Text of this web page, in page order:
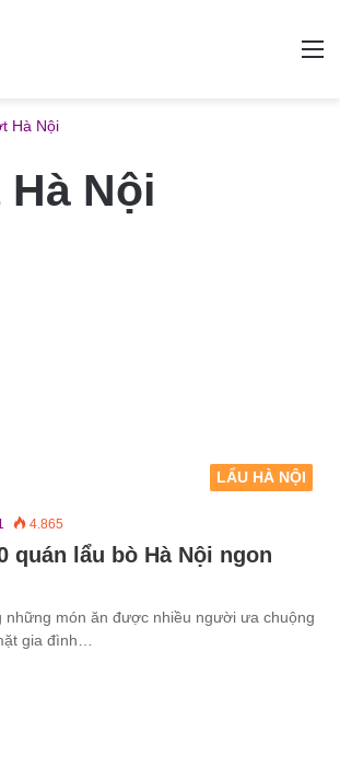
Hà Nội
Nội
LẨU HÀ NỘI
4.865
quán lẩu bò Hà Nội ngon
những món ăn được nhiều người ưa chuộng
gia đình…